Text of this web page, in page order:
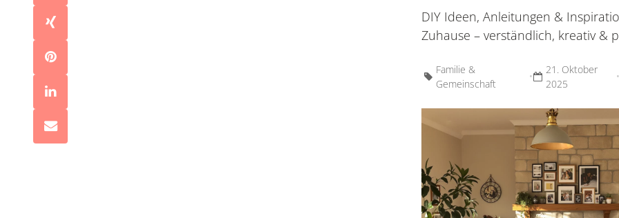
Wohnen
Wohnideen, Interior-
Möbel &
Leben
Lebensroutinen,
DIY Ideen, Anleitungen &
Zuhause – verständlich, kreativ &
Familie &
Gemeinschaft
•
21. Oktober
2025
•